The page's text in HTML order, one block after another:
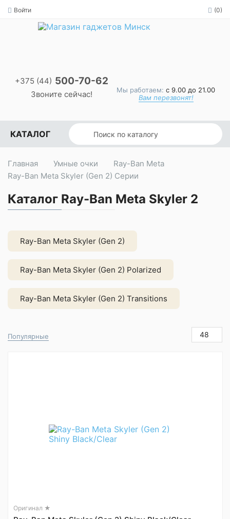
Войти (0)
+375 (44) 500-70-62
Звоните сейчас! Мы работаем: с 9.00 до 21.00
Вам перезвонят!
КАТАЛОГ
Главная Умные очки
Ray-Ban Meta
Ray-Ban Meta Skyler (Gen 2) Серии
Каталог Ray-Ban Meta Skyler 2
Ray-Ban Meta Skyler (Gen 2)
Ray-Ban Meta Skyler (Gen 2) Polarized
Ray-Ban Meta Skyler (Gen 2) Transitions
Популярные 48
Оригинал ★